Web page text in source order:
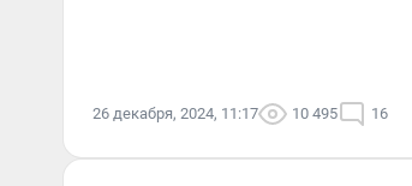
26 декабря, 2024, 11:17 10 495 16